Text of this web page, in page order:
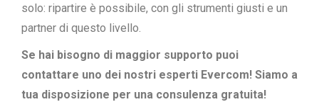
solo: ripartire è possibile, con gli strumenti giusti e un
partner di questo livello.
Se hai bisogno di maggior supporto puoi
contattare uno dei nostri esperti Evercom! Siamo a
tua disposizione per una consulenza gratuita!